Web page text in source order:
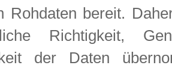
Rohdaten bereit.
Richtigkeit,
der Daten